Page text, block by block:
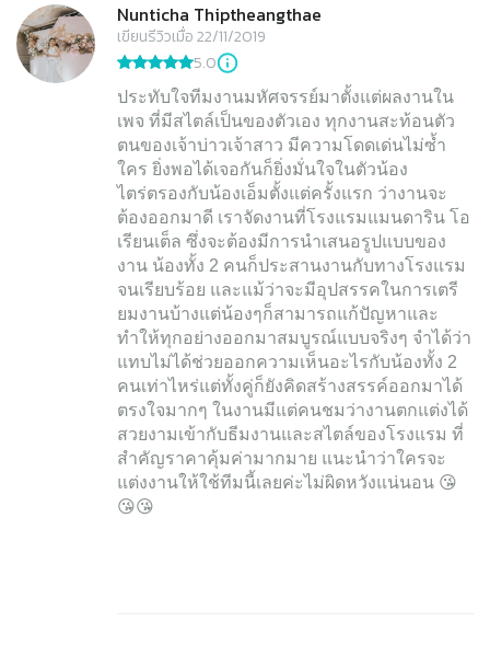
Nunticha Thiptheangthae
เขียนรีวิวเมื่อ 22/11/2019
5.0
ประทับใจทีมงานมหัศจรรย์มาตั้งแต่ผลงานใน
เพจ ที่มีสไตล์เป็นของตัวเอง ทุกงานสะท้อนตัว
ตนของเจ้าบ่าวเจ้าสาว มีความโดดเด่นไม่ซ้ำ
ใคร ยิ่งพอได้เจอกันก็ยิ่งมั่นใจในตัวน้อง
ไตร่ตรองกับน้องเอ็มตั้งแต่ครั้งแรก ว่างานจะ
ต้องออกมาดี เราจัดงานที่โรงแรมแมนดาริน โอ
เรียนเต็ล ซึ่งจะต้องมีการนำเสนอรูปแบบของ
งาน น้องทั้ง 2 คนก็ประสานงานกับทางโรงแรม
จนเรียบร้อย และแม้ว่าจะมีอุปสรรคในการเตรี
ยมงานบ้างแต่น้องๆก็สามารถแก้ปัญหาและ
ทำให้ทุกอย่างออกมาสมบูรณ์แบบจริงๆ จำได้ว่า
แทบไม่ได้ช่วยออกความเห็นอะไรกับน้องทั้ง 2
คนเท่าไหร่แต่ทั้งคู่ก็ยังคิดสร้างสรรค์ออกมาได้
ตรงใจมากๆ ในงานมีแต่คนชมว่างานตกแต่งได้
สวยงามเข้ากับธีมงานและสไตล์ของโรงแรม ที่
สำคัญราคาคุ้มค่ามากมาย แนะนำว่าใครจะ
แต่งงานให้ใช้ทีมนี้เลยค่ะไม่ผิดหวังแน่นอน 😘
😘😘